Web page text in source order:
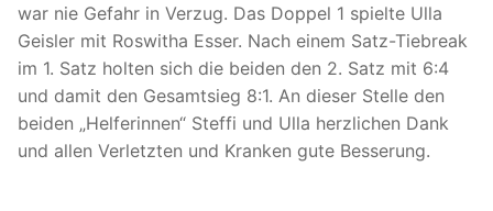
war nie Gefahr in Verzug. Das Doppel 1 spielte Ulla
Geisler mit Roswitha Esser. Nach einem Satz-Tiebreak
im 1. Satz holten sich die beiden den 2. Satz mit 6:4
und damit den Gesamtsieg 8:1. An dieser Stelle den
beiden „Helferinnen“ Steffi und Ulla herzlichen Dank
und allen Verletzten und Kranken gute Besserung.